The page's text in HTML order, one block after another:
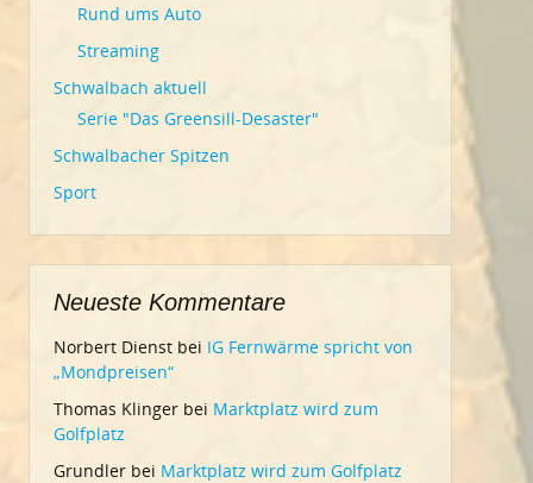
Rund ums Auto
Streaming
Schwalbach aktuell
Serie "Das Greensill-Desaster"
Schwalbacher Spitzen
Sport
Neueste Kommentare
Norbert Dienst bei IG Fernwärme spricht von
„Mondpreisen“
Thomas Klinger bei Marktplatz wird zum
Golfplatz
Grundler bei Marktplatz wird zum Golfplatz